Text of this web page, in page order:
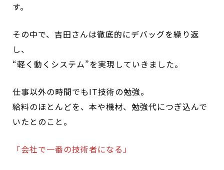
す。
その中で、吉田さんは徹底的にデバッグを繰り返
し、
“軽く動くシステム”を実現していきました。
仕事以外の時間でもIT技術の勉強。
給料のほとんどを、本や機材、勉強代につぎ込んで
いたとのこと。
「会社で一番の技術者になる」